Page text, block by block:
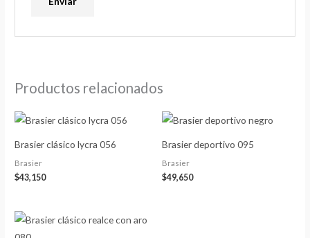
Productos relacionados
Brasier clásico lycra 056
Brasier
$43,150
Brasier deportivo 095
Brasier
$49,650